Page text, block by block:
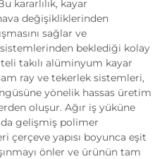
kararlılık, kayar
değişikliklerinden
sağlar ve
sistemlerinden beklediği kolay
takılı alüminyum kayar
ray ve tekerlek sistemleri,
yönelik hassas üretim
oluşur. Ağır iş yüküne
da gelişmiş polimer
çerçeve yapısı boyunca eşit
önler ve ürünün tam